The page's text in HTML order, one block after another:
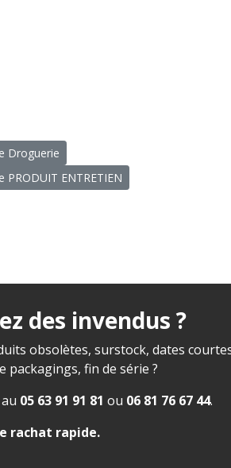
Droguerie
ENTRETIEN
des invendus ?
obsolètes, surstock, dates
packagings, fin de série ?
05 63 91 91 81 ou 06 81 76 67 44.
rachat rapide.